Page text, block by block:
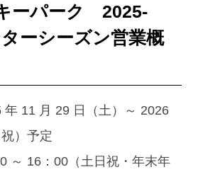
ーパーク 2025-
ーシーズン営業概
年 11 月 29 日（土）～ 2026
）予定
～ 16：00（土日祝・年末年